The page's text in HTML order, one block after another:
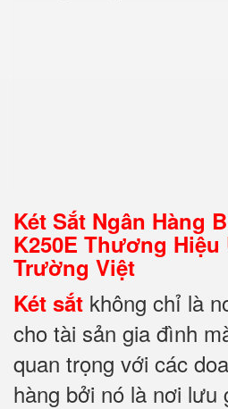
Két Sắt Ngân Hàng
K250E Thương
Trường Việt
Két sắt không chỉ là
cho tài sản gia đình
quan trọng với các
hàng bởi nó là nơi lưu